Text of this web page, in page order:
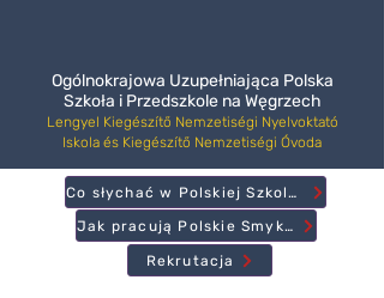
Ogólnokrajowa Uzupełniająca Polska
Szkoła i Przedszkole na Węgrzech
Lengyel Kiegészítő Nemzetiségi Nyelvoktató
Iskola és Kiegészítő Nemzetiségi Óvoda
Rekrutacja
Jak pracują Polskie Smyki?
Co słychać w Polskiej Szkole?